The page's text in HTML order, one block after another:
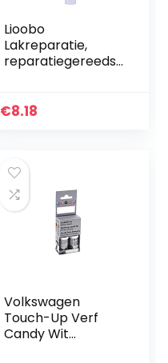
Lioobo
Lakreparatie,
reparatiegereedsc
€8.18
Volkswagen
Touch-Up Verf
Candy Wit